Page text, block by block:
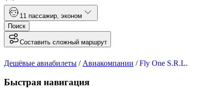
1 1 пассажир эконом
Поиск
Составить сложный маршрут
Дешёвые авиабилеты / Авиакомпании /Fly One S.R.L.
Быстрая навигация